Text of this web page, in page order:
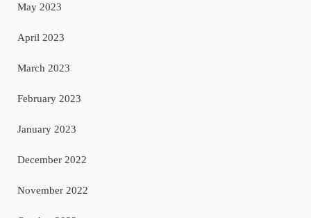
May 2023
April 2023
March 2023
February 2023
January 2023
December 2022
November 2022